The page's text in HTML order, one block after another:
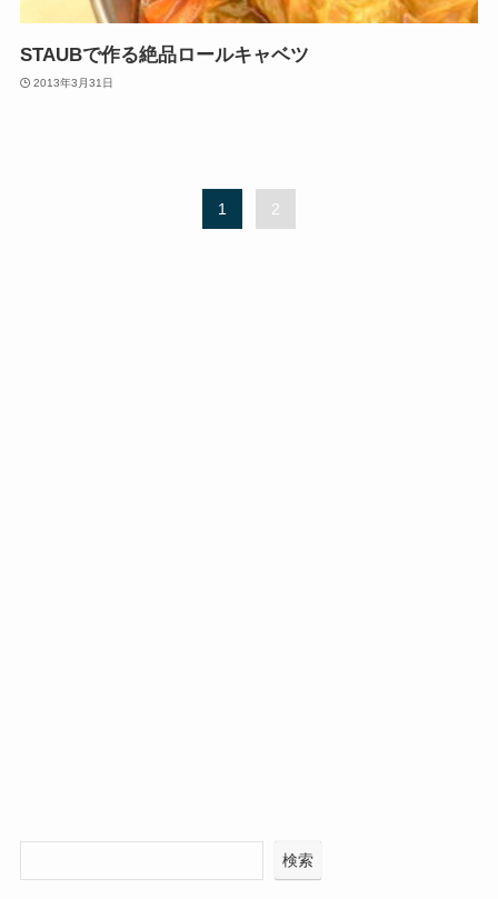
STAUBで作る絶品ロールキャベツ
2013年3月31日
1 2
検索